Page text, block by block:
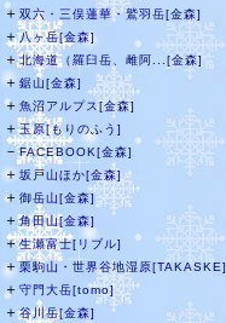
＋ 双六・三俣蓮華・鷲羽岳[金森]
＋八ヶ岳[金森]
＋北海道（羅臼岳、雌阿...[金森]
＋ 鋸山[金森]
＋ 魚沼アルプス[金森]
＋玉原[もりのふう]
－FACEBOOK[金森]
＋ 坂戸山ほか[金森]
＋ 御岳山[金森]
＋角田山[金森]
＋生瀬富士[リブル]
＋栗駒山・世界谷地湿原[TAKASKE]
＋ 守門大岳[tomo]
＋谷川岳[金森]